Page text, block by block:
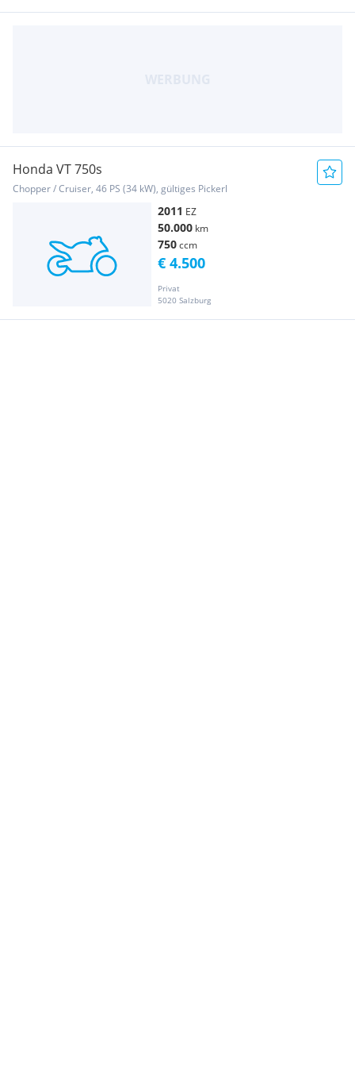
Honda VT 750s
Chopper / Cruiser, 46 PS (34 kW), gültiges Pickerl
2011 EZ
50.000 km
750ccm
Privat
5020 Salzburg
€ 4.500